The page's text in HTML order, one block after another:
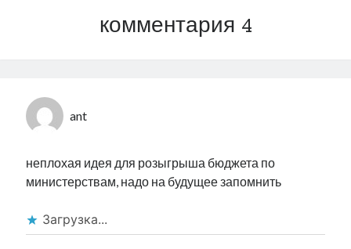
комментария 4
ant
неплохая идея для розыгрыша бюджета по
министерствам, надо на будущее запомнить
Загрузка...